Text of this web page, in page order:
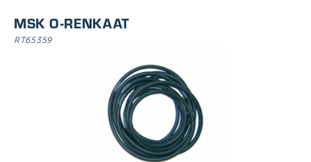
VENTTIILIN ASENNUSTYÖKALUT
MUTTERIN KIINNITYS
PENSSELIT RENGASRAUDAT
RENKAAN LEVITTÄJÄT
MITTATYÖKALUT
MSK O-RENKAAT
RT65359